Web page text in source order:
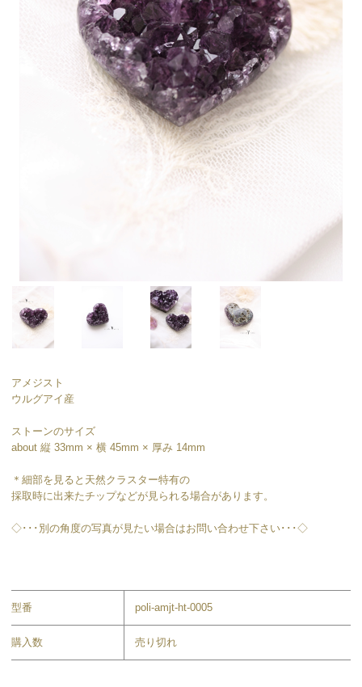
アメジスト
ウルグアイ産
ストーンのサイズ
about 縦 33mm × 横 45mm × 厚み 14mm
＊細部を見ると天然クラスター特有の
採取時に出来たチップなどが見られる場合があります。
◇･･･別の角度の写真が見たい場合はお問い合わせ下さい･･･◇
型番 poli-amjt-ht-0005
購入数 売り切れ